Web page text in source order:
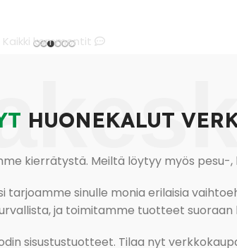
Kaikki kommentit
HUONEKALUT
kierrätystä. Meiltä löytyy myös
tarjoamme sinulle monia erilaisia
ja toimitamme tuotteet suoraan
sisustustuotteet. Tilaa nyt